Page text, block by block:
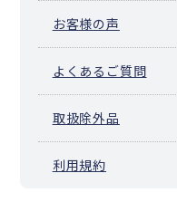
お客様の声
よくあるご質問
取扱除外品
利用規約